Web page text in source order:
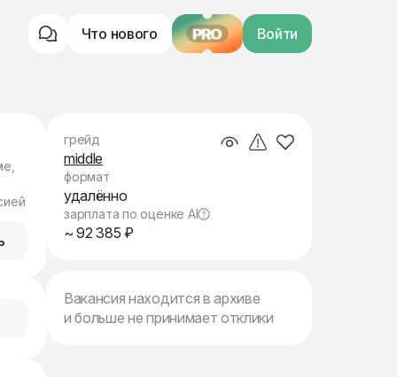
Что нового PRO Войти
грейд
middle
формат
удалённо
зарплата по оценке AI
~ 92 385 ₽
Вакансия находится в архиве
и больше не принимает отклики